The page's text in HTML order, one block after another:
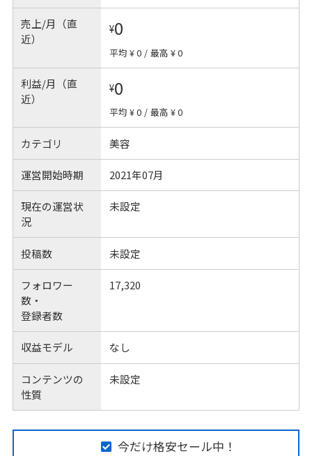
売上/月（直
近）
¥0
平均 ¥ 0 / 最高 ¥ 0
利益/月（直
近）
¥0
平均 ¥ 0 / 最高 ¥ 0
カテゴリ 美容
運営開始時期 2021年07月
現在の運営状
況
未設定
投稿数 未設定
フォロワー
数・
登録者数
17,320
収益モデル なし
コンテンツの
性質
未設定
今だけ格安セール中！